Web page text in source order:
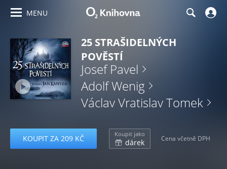
MENU
25 STRAŠIDELNÝCH
POVĚSTÍ
Josef Pavel
Adolf Wenig
Václav Vratislav Tomek
KOUPIT ZA 209 KČ Koupit jako
dárek Cena včetně DPH